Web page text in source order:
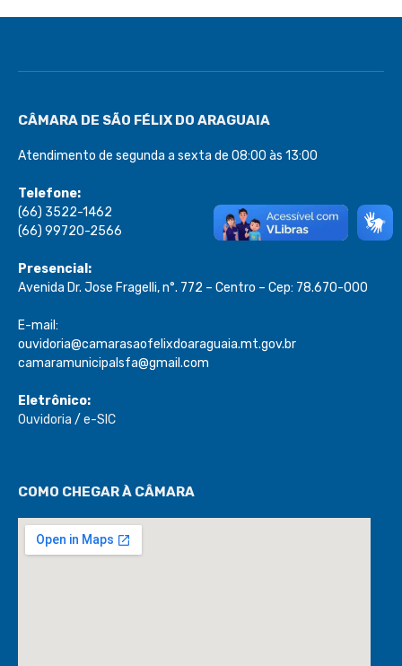
CÂMARA DE SÃO FÉLIX DO ARAGUAIA
Atendimento de segunda a sexta de 08:00 às 13:00
Telefone:
(66) 3522-1462
(66) 99720-2566
Presencial:
Avenida Dr. Jose Fragelli, n°. 772 – Centro – Cep: 78.670-000
E-mail:
ouvidoria@camarasaofelixdoaraguaia.mt.gov.br
camaramunicipalsfa@gmail.com
Eletrônico:
Ouvidoria / e-SIC
COMO CHEGAR À CÂMARA